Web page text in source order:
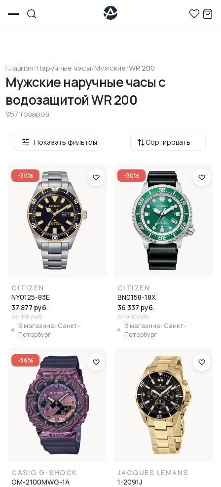
Главная/Наручные часы/Мужские/WR 200
Мужские наручные часы с
водозащитой WR 200
957 товаров
Сортировать
Показать фильтры
-30%
CITIZEN
NY0125-83E
37 877 руб.
54 110 руб.
В магазине: Санкт-
Петербург
-30%
CITIZEN
BN0158-18X
36 337 руб.
51 910 руб.
В магазине: Санкт-
Петербург
-36%
CASIO G-SHOCK
GM-2100MWG-1A
JACQUES LEMANS
1-2091J